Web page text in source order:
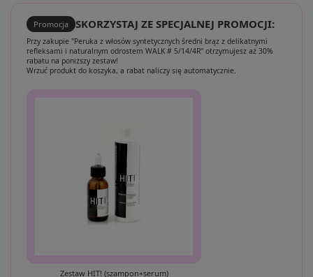
Promocja SKORZYSTAJ ZE SPECJALNEJ PROMOCJI:
Przy zakupie "Peruka z włosów syntetycznych średni brąz z delikatnymi
refleksami i naturalnym odrostem WALK # 5/14/4R" otrzymujesz aż 30%
rabatu na poniższy zestaw!
Wrzuć produkt do koszyka, a rabat naliczy się automatycznie.
Zestaw HIT! (szampon+serum)